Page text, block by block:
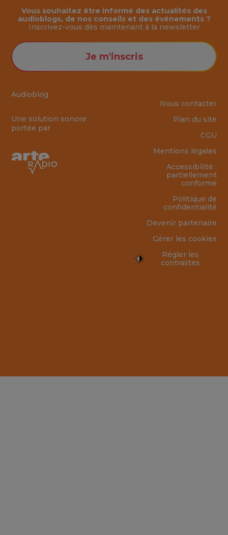
Audioblog
Une solution sonore
portée par
Vous souhaitez être informé des actualités des
audioblogs, de nos conseils et des événements ?
Inscrivez-vous dès maintenant à la newsletter
Je m'inscris
Nous contacter
Plan du site
CGU
Mentions légales
Accessibilité :
partiellement
conforme
Politique de
confidentialité
Devenir partenaire
Gérer les cookies
Régler les
contrastes